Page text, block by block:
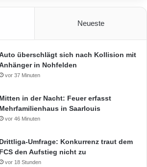
Neueste
überschlägt sich nach Kollision mit
in Nohfelden
vor 37 Minuten
Mitten in der Nacht: Feuer erfasst
Mehrfamilienhaus in Saarlouis
vor 46 Minuten
Drittliga-Umfrage: Konkurrenz traut dem
FCS den Aufstieg nicht zu
vor 18 Stunden